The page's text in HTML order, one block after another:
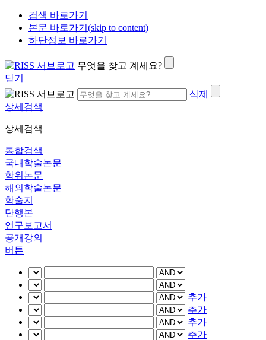
검색 바로가기
본문 바로가기(skip to content)
하단정보 바로가기
무엇을 찾고 계세요?
닫기
삭제
상세검색
상세검색
통합검색
국내학술논문
학위논문
해외학술논문
학술지
단행본
연구보고서
공개강의
버튼
추가
추가
추가
추가